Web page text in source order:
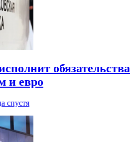
обязательства
и евро
спустя